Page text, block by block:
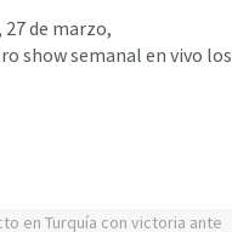
de marzo,
show semanal en vivo los